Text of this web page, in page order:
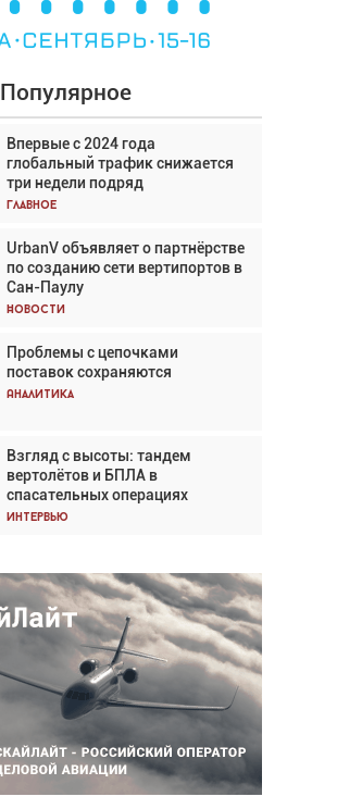
Популярное
Впервые с 2024 года
глобальный трафик снижается
три недели подряд
Главное
UrbanV объявляет о партнёрстве
по созданию сети вертипортов в
Сан-Паулу
Новости
Проблемы с цепочками
поставок сохраняются
Аналитика
Взгляд с высоты: тандем
вертолётов и БПЛА в
спасательных операциях
Интервью
Взгляд с высоты: тандем
вертолётов и БПЛА в
спасательных операциях
Главное
Авиационный фотограф Дэйв
Кох: «Фотография говорит сама
за себя... а ИИ всё портит»
Новости
Впервые с 2024 года
глобальный трафик снижается
три недели подряд
Частный самолёт – это актив.
Подходите к покупке
соответствующим образом
Интервью